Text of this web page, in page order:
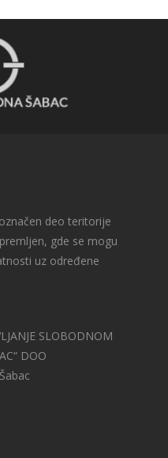
deo teritorije
gde se mogu
uz određene
SLOBODNOM
DOO